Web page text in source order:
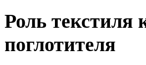
Роль текстиля
поглотителя